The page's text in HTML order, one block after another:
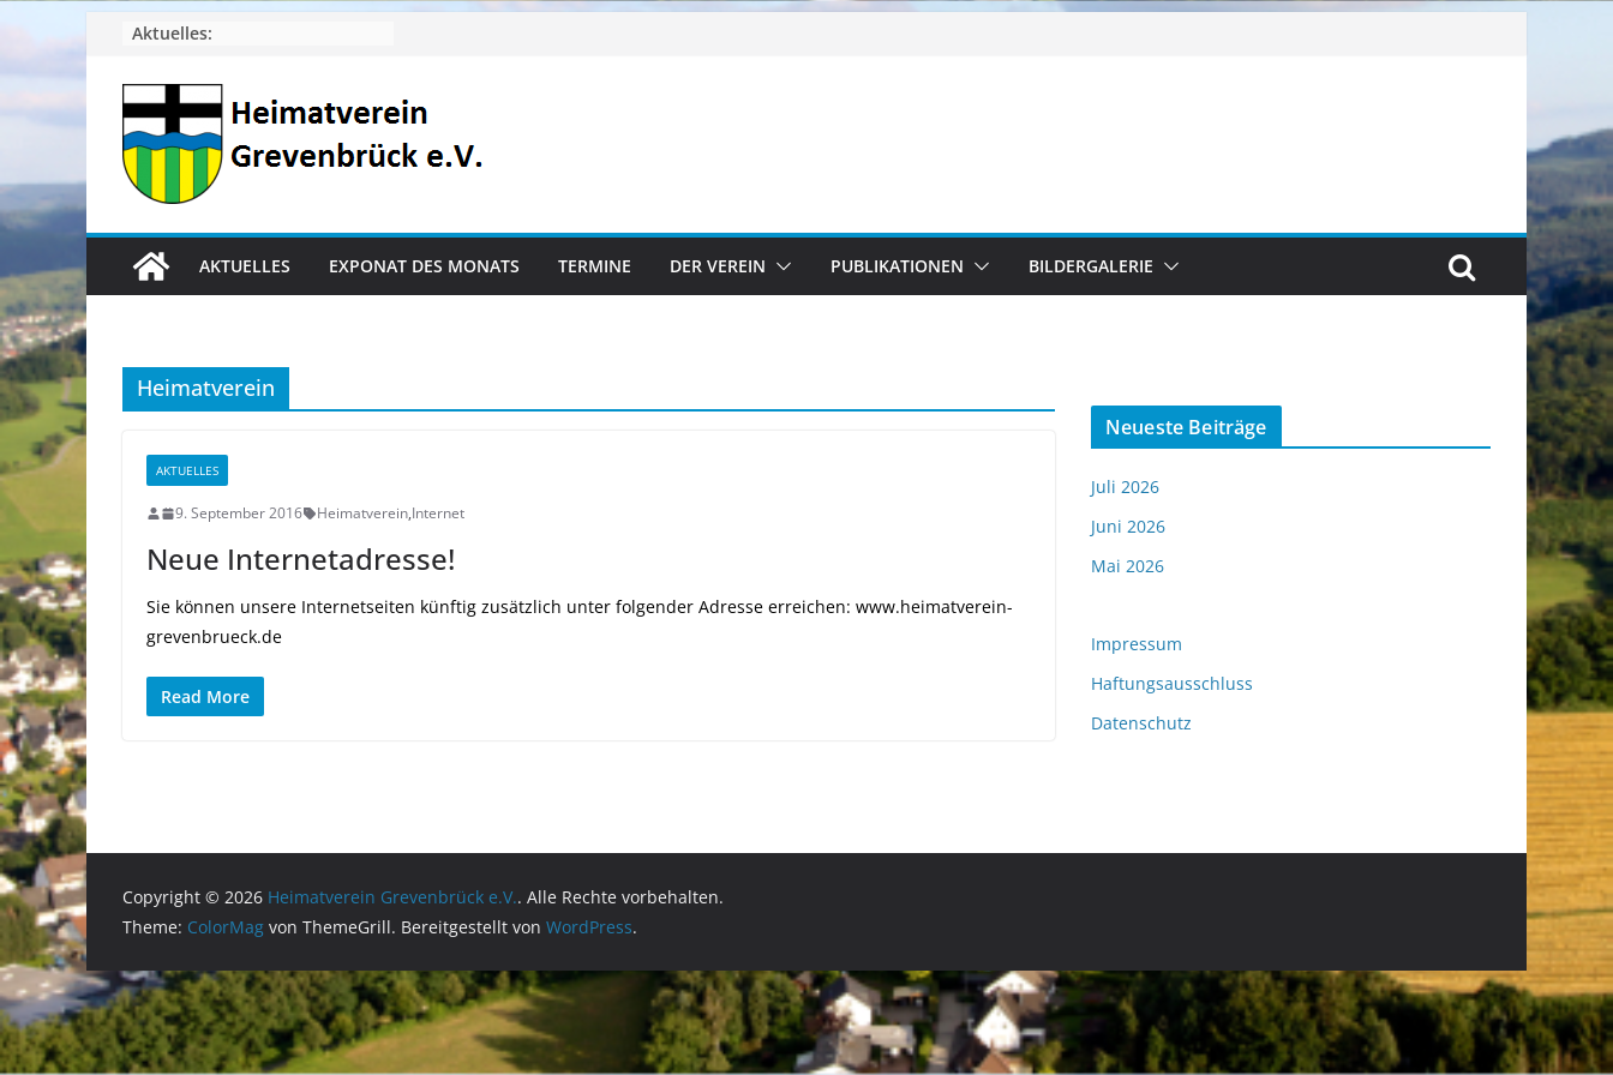
springen
Aktuelles:
AKTUELLES EXPONAT DES MONATS TERMINE DER VEREIN PUBLIKATIONEN BILDERGALERIE
Heimatverein
AKTUELLES
9. September 2016 Heimatverein,Internet
Neue Internetadresse!
Sie können unsere Internetseiten künftig zusätzlich unter folgender Adresse erreichen: www.heimatverein-
grevenbrueck.de
Read More
Neueste Beiträge
Juli 2026
Juni 2026
Mai 2026
Impressum
Haftungsausschluss
Datenschutz
Copyright © 2026 Heimatverein Grevenbrück e.V.. Alle Rechte vorbehalten.
Theme: ColorMag von ThemeGrill. Bereitgestellt von WordPress.